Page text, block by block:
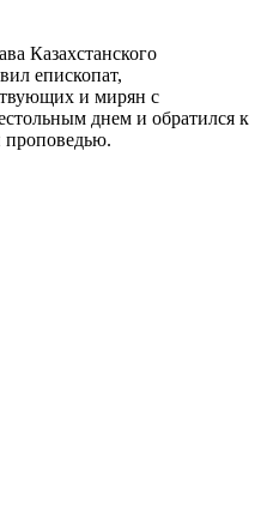
Казахстанского
епископат,
и мирян с
днем и обратился к
проповедью.